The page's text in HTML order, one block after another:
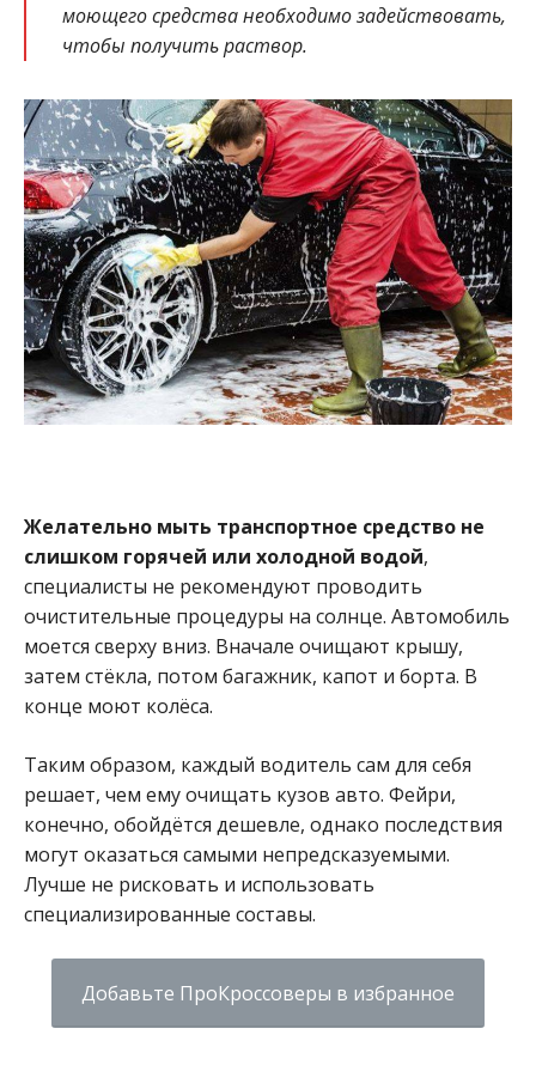
моющего средства необходимо задействовать,
чтобы получить раствор.
Желательно мыть транспортное средство не
слишком горячей или холодной водой,
специалисты не рекомендуют проводить
очистительные процедуры на солнце. Автомобиль
моется сверху вниз. Вначале очищают крышу,
затем стёкла, потом багажник, капот и борта. В
конце моют колёса.
Таким образом, каждый водитель сам для себя
решает, чем ему очищать кузов авто. Фейри,
конечно, обойдётся дешевле, однако последствия
могут оказаться самыми непредсказуемыми.
Лучше не рисковать и использовать
специализированные составы.
Добавьте ПроКроссоверы в избранное